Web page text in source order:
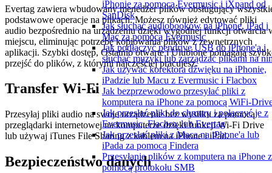
iPhonie za pomocą Evermusic i iXpand od
SanDisk
Jak słuchać audiobooków na iPhone, iPad i
Mac za pomocą Evermusic
Jak podłączyć pendrive USB do iPhone'a i
słuchać muzyki lub zarządzać plikami na
Jak używać korektora dźwięku na iPhonie,
iPadzie lub Macu z Evermusic i Flacbox
Jak bezprzewodowo przesyłać pliki z
komputera na iPhone za pomocą WiFi-
Jak przesłać pliki do chmury i połączyć je z
Evermusic, Flacbox lub Evertag
Jak przesłać pliki z Maca na iPhone'a lub
iPada za pomocą Findera
Przesyłanie plików z komputera na iPhone
pomocą protokołu SMB
Evertag zawiera wbudowany menedżer plików obsługujący
podstawowe operacje na plikach. Możesz również edytować pliki
audio bezpośrednio na urządzeniu dzięki wygodnej funkcji otwarcia
miejscu, eliminując potrzebę kopiowania plików z zewnętrznych
aplikacji. Szybki dostęp, Ostatnio otwarte i Ulubione pomagają
przejść do plików, z którymi najczęściej pracujesz.
Transfer Wi-Fi
Przesyłaj pliki audio na swoje urządzenie bez wysiłku za pomocą
przeglądarki internetowej na komputerze dzięki funkcji Wi-Fi Drive
lub używaj iTunes File Sharing z kablem na iPhone i iPad.
Bezpieczeństwo danych